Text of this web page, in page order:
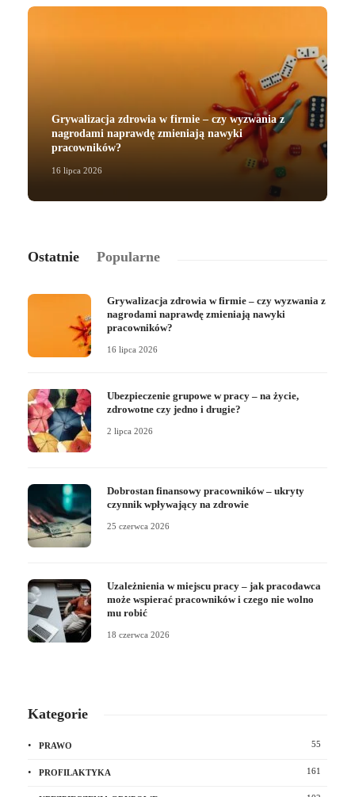
Grywalizacja zdrowia w firmie – czy wyzwania z
nagrodami naprawdę zmieniają nawyki
pracowników?
16 lipca 2026
Ostatnie Popularne
Grywalizacja zdrowia w firmie – czy wyzwania z
nagrodami naprawdę zmieniają nawyki
pracowników?
16 lipca 2026
Ubezpieczenie grupowe w pracy – na życie,
zdrowotne czy jedno i drugie?
2 lipca 2026
Dobrostan finansowy pracowników – ukryty
czynnik wpływający na zdrowie
25 czerwca 2026
Uzależnienia w miejscu pracy – jak pracodawca
może wspierać pracowników i czego nie wolno
mu robić
18 czerwca 2026
Kategorie
PRAWO 55
PROFILAKTYKA 161